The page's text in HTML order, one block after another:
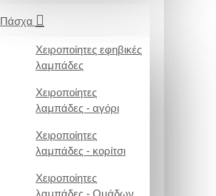
Πάσχα
Χειροποίητες εφηβικές
λαμπάδες
Χειροποίητες
λαμπάδες - αγόρι
Χειροποίητες
λαμπάδες - κορίτσι
Χειροποίητες
λαμπάδες - Ομάδων